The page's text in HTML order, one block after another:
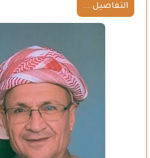
التفاصيل ...